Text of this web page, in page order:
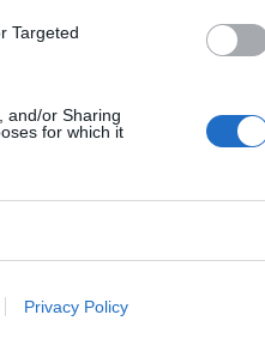
Targeted
and/or Sharing
for which it
Privacy Policy
incorporan para la
presentar un
derivado del alza de
que posibilita el desarrollo del
que la aportación de la
destinados de manera